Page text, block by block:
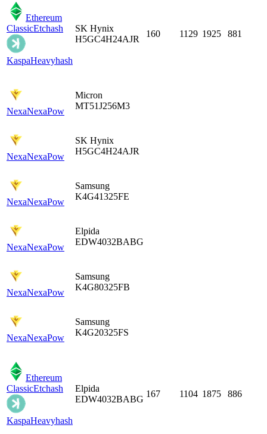
Ethereum
ClassicEtchash
KaspaHeavyhash
SK Hynix
H5GC4H24AJR
160 1129 1925 881
NexaNexaPow
Micron
MT51J256M3
NexaNexaPow
SK Hynix
H5GC4H24AJR
NexaNexaPow
Samsung
K4G41325FE
NexaNexaPow
Elpida
EDW4032BABG
NexaNexaPow
Samsung
K4G80325FB
NexaNexaPow
Samsung
K4G20325FS
Ethereum
ClassicEtchash
KaspaHeavyhash
Elpida
EDW4032BABG
167 1104 1875 886